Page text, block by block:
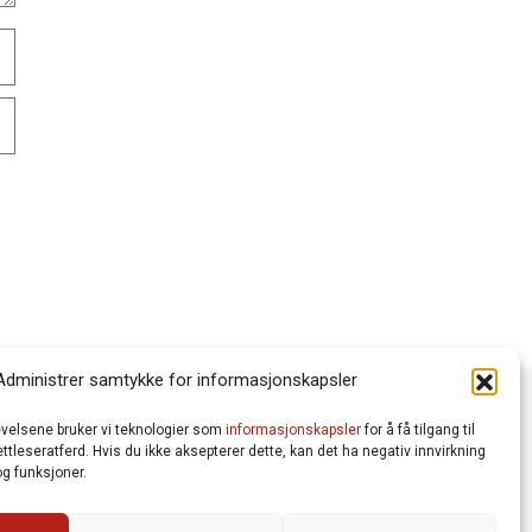
samtykke for informasjonskapsler
bruker vi teknologier som informasjonskapslerfor å få tilgang til
Hvis du ikke aksepterer dette, kan det ha negativ innvirkning
funksjoner.